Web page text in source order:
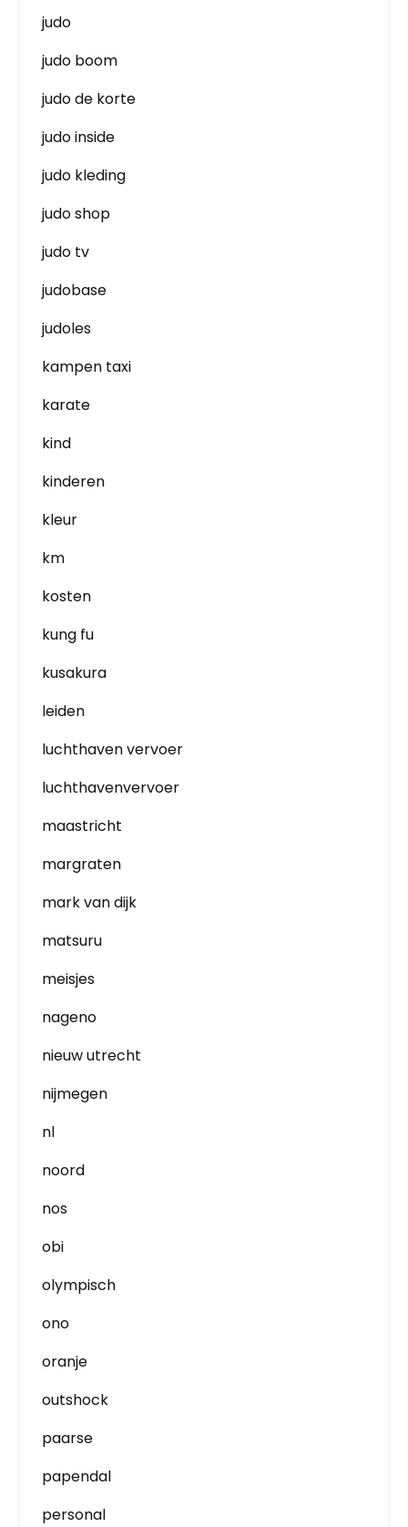
judo
judo boom
judo de korte
judo inside
judo kleding
judo shop
judo tv
judobase
judoles
kampen taxi
karate
kind
kinderen
kleur
km
kosten
kung fu
kusakura
leiden
luchthaven vervoer
luchthavenvervoer
maastricht
margraten
mark van dijk
matsuru
meisjes
nageno
nieuw utrecht
nijmegen
nl
noord
nos
obi
olympisch
ono
oranje
outshock
paarse
papendal
personal